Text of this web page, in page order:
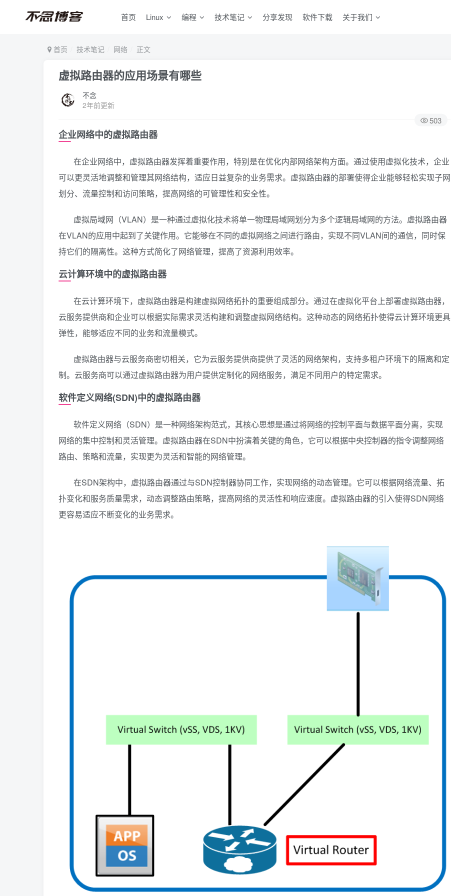
首页 Linux 编程 技术笔记 分享发现 软件下载 关于我们
首页 技术笔记 网络 正文
虚拟路由器的应用场景有哪些
不念
2年前更新
503
企业网络中的虚拟路由器
在企业网络中，虚拟路由器发挥着重要作用，特别是在优化内部网络架构方面。通过使用虚拟化技术，企业
可以更灵活地调整和管理其网络结构，适应日益复杂的业务需求。虚拟路由器的部署使得企业能够轻松实现子网
划分、流量控制和访问策略，提高网络的可管理性和安全性。
虚拟局域网（VLAN）是一种通过虚拟化技术将单一物理局域网划分为多个逻辑局域网的方法。虚拟路由器
在VLAN的应用中起到了关键作用。它能够在不同的虚拟网络之间进行路由，实现不同VLAN间的通信，同时保
持它们的隔离性。这种方式简化了网络管理，提高了资源利用效率。
云计算环境中的虚拟路由器
在云计算环境下，虚拟路由器是构建虚拟网络拓扑的重要组成部分。通过在虚拟化平台上部署虚拟路由器，
云服务提供商和企业可以根据实际需求灵活构建和调整虚拟网络结构。这种动态的网络拓扑使得云计算环境更具
弹性，能够适应不同的业务和流量模式。
虚拟路由器与云服务商密切相关，它为云服务提供商提供了灵活的网络架构，支持多租户环境下的隔离和定
制。云服务商可以通过虚拟路由器为用户提供定制化的网络服务，满足不同用户的特定需求。
软件定义网络(SDN)中的虚拟路由器
软件定义网络（SDN）是一种网络架构范式，其核心思想是通过将网络的控制平面与数据平面分离，实现
网络的集中控制和灵活管理。虚拟路由器在SDN中扮演着关键的角色，它可以根据中央控制器的指令调整网络
路由、策略和流量，实现更为灵活和智能的网络管理。
在SDN架构中，虚拟路由器通过与SDN控制器协同工作，实现网络的动态管理。它可以根据网络流量、拓
扑变化和服务质量需求，动态调整路由策略，提高网络的灵活性和响应速度。虚拟路由器的引入使得SDN网络
更容易适应不断变化的业务需求。